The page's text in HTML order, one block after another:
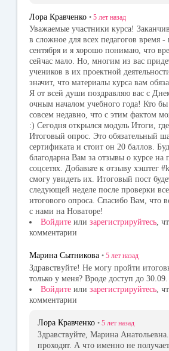
Лора Кравченко • 5 лет назад
Уважаемые участники курса!
в сложное для всех педагогов время
сентября и я хорошо понимаю, что
сейчас мало. Но, многим из вас
учеников в их проектной
значит, что материалы курса вам
Я от всей души поздравляю вас с
очным началом учебного года! Кто
совсем недавно, что с этим фактом
:) Сегодня открылся модуль Итоги,
Итоговый опрос. Это обязательный
сертификата и стоит он 20 баллов.
благодарна Вам за отзывы о курсе на
соцсетях. Добавьте к отзыву хэштег
смогу увидеть их. Итоговый пост
следующей неделе после проверки
итогового опроса. Спасибо Вам, что
с нами на Новаторе!
Войдите или зарегистрируйтесь,
комментарии
Марина Сытникова • 5 лет назад
Здравствуйте! Не могу пройти
только у меня? Вроде доступ до 30.09.
Войдите или зарегистрируйтесь ,
комментарии
Лора Кравченко • 5 лет назад
Здравствуйте, Марина
проходят. А что именно не